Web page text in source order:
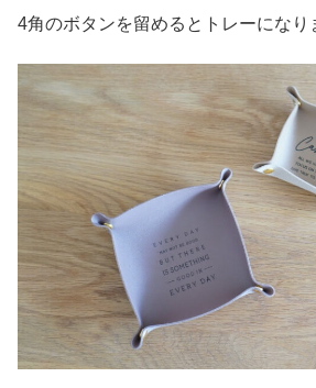
4角のボタンを留めるとトレーになり